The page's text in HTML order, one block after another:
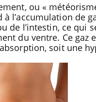
ou «
à l’accumulation de
de l’intestin, ce qui
du ventre. Ce gaz
soit une